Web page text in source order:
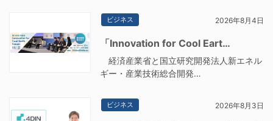
ビジネス 2026年8月4日
「Innovation for Cool Eart…
経済産業省と国立研究開発法人新エネル
ギー・産業技術総合開発…
ビジネス 2026年8月3日